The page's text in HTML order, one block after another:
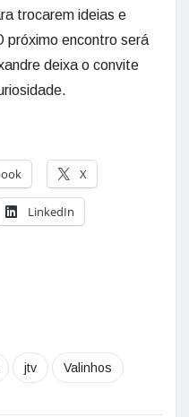
trocarem ideias e
próximo encontro será
deixa o convite
X
LinkedIn
jtv Valinhos